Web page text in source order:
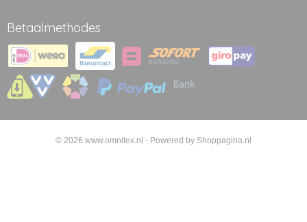
Betaalmethodes
© 2026 www.omnitex.nl - Powered by Shoppagina.nl